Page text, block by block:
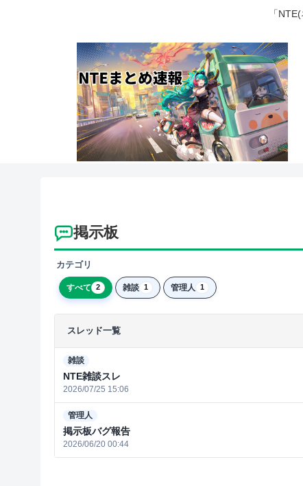
「
掲示板
カテゴリ
すべて 2 雑談 1 管理人 1
スレッド一覧
雑談
NTE雑談スレ
2026/07/25 15:06
管理人
掲示板バグ報告
2026/06/20 00:44